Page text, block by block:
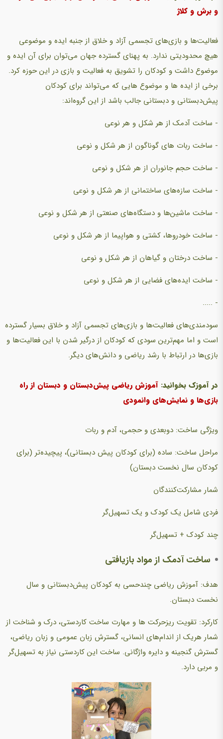
و برش و کلاژ
فعالیت‌ها و بازی‌های تجسمی آزاد و خلاق از جنبه ایده و موضوعی
هیچ محدودیتی ندارد. به پهنای گسترده جهان می‌توان برای آن ایده و
موضوع داشت و کودکان را تشویق به فعالیت و بازی در این حوزه کرد.
برخی از ایده ها و موضوع هایی که می‌تواند برای کودکان
پیش‌دبستانی و دبستانی جالب باشد از این گروه‌اند:
- ساخت آدمک از هر شکل و هر نوعی
- ساخت ربات های گوناگون از هر شکل و نوعی
- ساخت حجم جانوران از هر شکل و نوعی
- ساخت سازه‌های ساختمانی از هر شکل و نوعی
- ساخت ماشین‌ها و دستگاه‌های صنعتی از هر شکل و نوعی
- ساخت خودروها، کشتی و هواپیما از هر شکل و نوعی
- ساخت درختان و گیاهان از هر شکل و نوعی
- ساخت ایده‌های فضایی از هر شکل و نوعی
- .....
سودمندی‌های فعالیت‌ها و بازی‌های تجسمی آزاد و خلاق بسیار گسترده
است و اما مهم‌ترین سودی که کودکان از درگیر شدن با این فعالیت‌ها و
بازی‌ها در ارتباط با رشد ریاضی و دانش‌های دیگر.
در آموزک بخوانید: آموزش ریاضی پیش‌دبستان و دبستان از راه
بازی‌ها و نمایش‌های وانمودی
ویژگی ساخت: دوبعدی و حجمی، آدم و ربات
مراحل ساخت: ساده (برای کودکان پیش دبستانی)‌، پیچیده‌تر (‌برای
کودکان سال نخست دبستان)
شمار مشارکت‌کنندگان
فردی شامل یک کودک و یک تسهیل‌گر
چند کودک + تسهیل‌گر
ساخت آدمک از مواد بازیافتی
هدف: آموزش ریاضی چندحسی به کودکان پیش‌دبستانی و سال
نخست دبستان.
کارکرد: تقویت ریزحرکت ها و مهارت‌ ساخت کاردستی، درک و شناخت از
شمار هریک از اندام‌های انسانی، گسترش زبان عمومی و زبان ریاضی،
گسترش گنجینه و دایره واژگانی. ساخت این کاردستی نیاز به تسهیل‌گر
و مربی دارد.